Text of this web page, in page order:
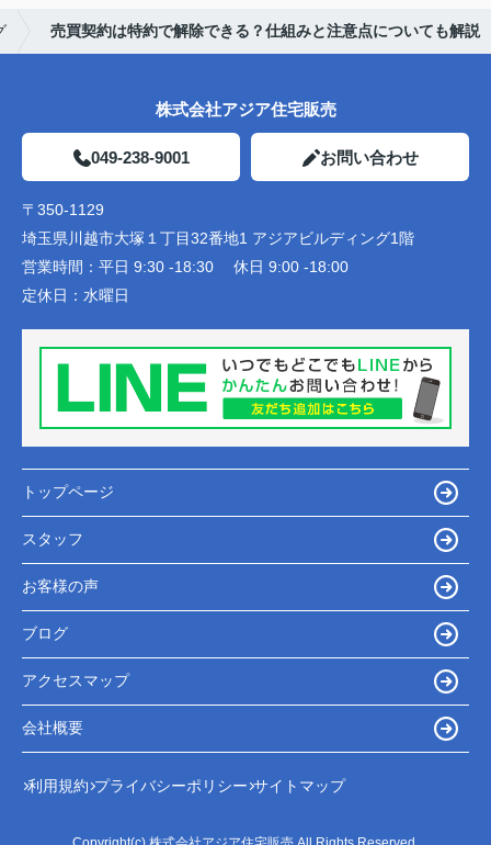
売買契約は特約で解除できる？仕組みと注意点についても解説
株式会社アジア住宅販売
049-238-9001 お問い合わせ
〒350-1129
埼玉県川越市大塚１丁目32番地1 アジアビルディング1階
営業時間： 平日 9:30 -18:30 休日 9:00 -18:00
定休日： 水曜日
トップページ
スタッフ
お客様の声
ブログ
アクセスマップ
会社概要
利用規約 プライバシーポリシー サイトマップ